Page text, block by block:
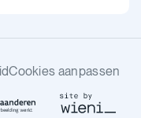
Cookies aanpassen